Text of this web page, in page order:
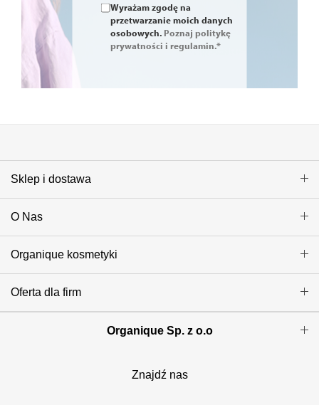
Wyrażam zgodę na
przetwarzanie moich danych
osobowych. Poznaj politykę
prywatności i regulamin.*
Sklep i dostawa
O Nas
Organique kosmetyki
Oferta dla firm
Organique Sp. z o.o
Znajdź nas